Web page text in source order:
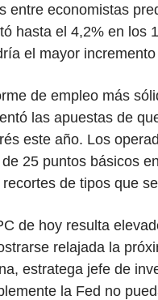
entre economistas
hasta el 4,2% en los
el mayor
de empleo más
las apuestas de
este año. Los
25 puntos básicos
de tipos que
de hoy resulta
relajada la
estratega jefe de
la Fed no